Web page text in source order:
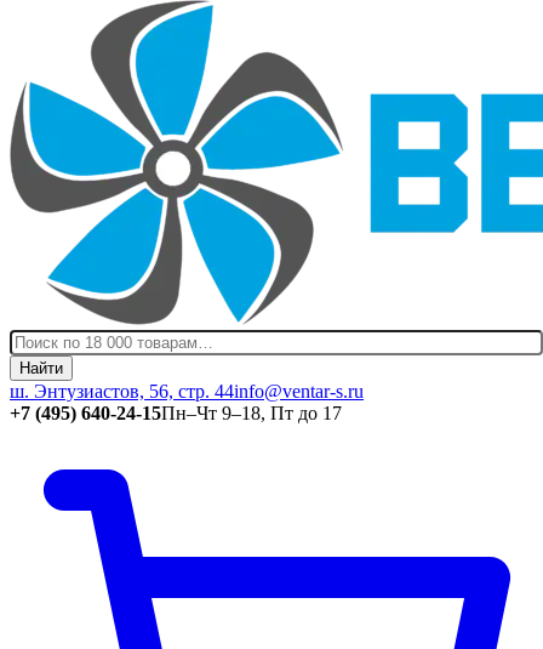
Найти
ш. Энтузиастов, 56, стр. 44info@ventar-s.ru
+7 (495) 640-24-15Пн–Чт 9–18, Пт до 17